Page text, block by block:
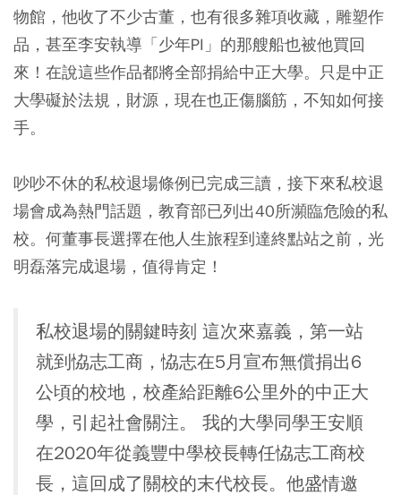
物館，他收了不少古董，也有很多雜項收藏，雕塑作
品，甚至李安執導「少年PI」的那艘船也被他買回
來！在說這些作品都將全部捐給中正大學。只是中正
大學礙於法規，財源，現在也正傷腦筋，不知如何接
手。
吵吵不休的私校退場條例已完成三讀，接下來私校退
場會成為熱門話題，教育部已列出40所瀕臨危險的私
校。何董事長選擇在他人生旅程到達終點站之前，光
明磊落完成退場，值得肯定！
私校退場的關鍵時刻 這次來嘉義，第一站
就到恊志工商，恊志在5月宣布無償捐出6
公頃的校地，校產給距離6公里外的中正大
學，引起社會關注。 我的大學同學王安順
在2020年從義豐中學校長轉任恊志工商校
長，這回成了關校的末代校長。他盛情邀